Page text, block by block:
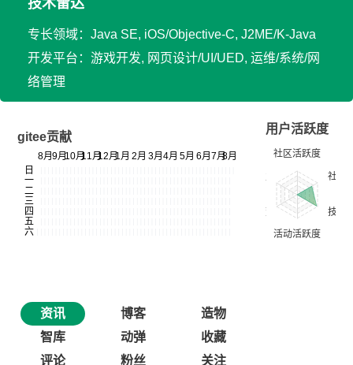
技术雷达
专长领域：Java SE, iOS/Objective-C, J2ME/K-Java
开发平台：游戏开发, 网页设计/UI/UED, 运维/系统/网
络管理
gitee贡献
用户活跃度
资讯 博客
造物
智库
动弹
收藏
评论
粉丝 关注